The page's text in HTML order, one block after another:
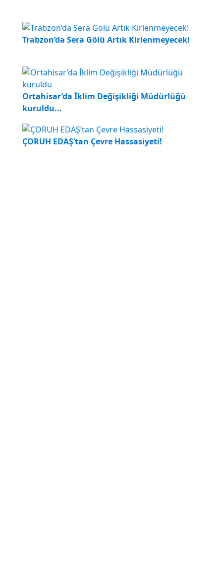
Trabzon’da Sera Gölü Artık Kirlenmeyecek!
Ortahisar’da İklim Değişikliği Müdürlüğü
kuruldu...
ÇORUH EDAŞ’tan Çevre Hassasiyeti!